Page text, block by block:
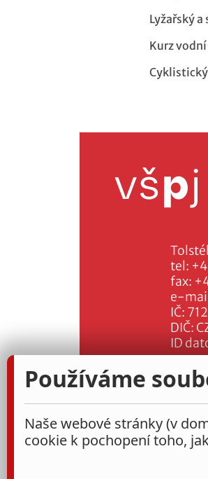
Lyžařský
Kurz
tel:
fax:
e-
IČ:
DIČ:
ID
Používáme
Naše webové stránky (v
cookie k pochopení toho,